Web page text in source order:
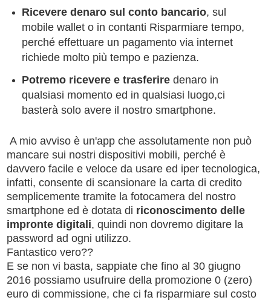
Ricevere denaro sul conto bancario, sul
mobile wallet o in contanti Risparmiare tempo,
perché effettuare un pagamento via internet
richiede molto più tempo e pazienza.
Potremo ricevere e trasferiredenaro in
qualsiasi momento ed in qualsiasi luogo,ci
basterà solo avere il nostro smartphone.
A mio avviso è un'app che assolutamente non può
mancare sui nostri dispositivi mobili, perché è
davvero facile e veloce da usare ed iper tecnologica,
infatti, consente di scansionare la carta di credito
semplicemente tramite la fotocamera del nostro
smartphone ed è dotata di riconoscimento delle
impronte digitali, quindi non dovremo digitare la
password ad ogni utilizzo.
Fantastico vero??
E se non vi basta, sappiate che fino al 30 giugno
2016 possiamo usufruire della promozione 0 (zero)
euro di commissione, che ci fa risparmiare sul costo